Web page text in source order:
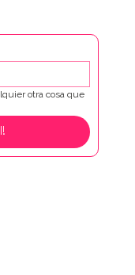
otra cosa que